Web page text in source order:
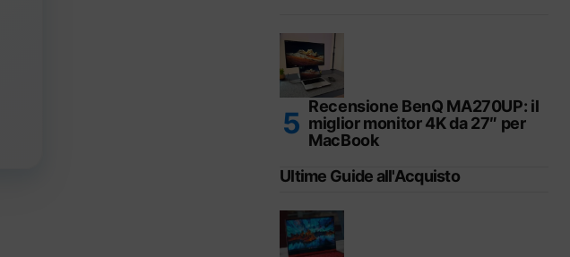
Recensione BenQ MA270UP: il
miglior monitor 4K da 27″ per
MacBook
Ultime Guide all'Acquisto